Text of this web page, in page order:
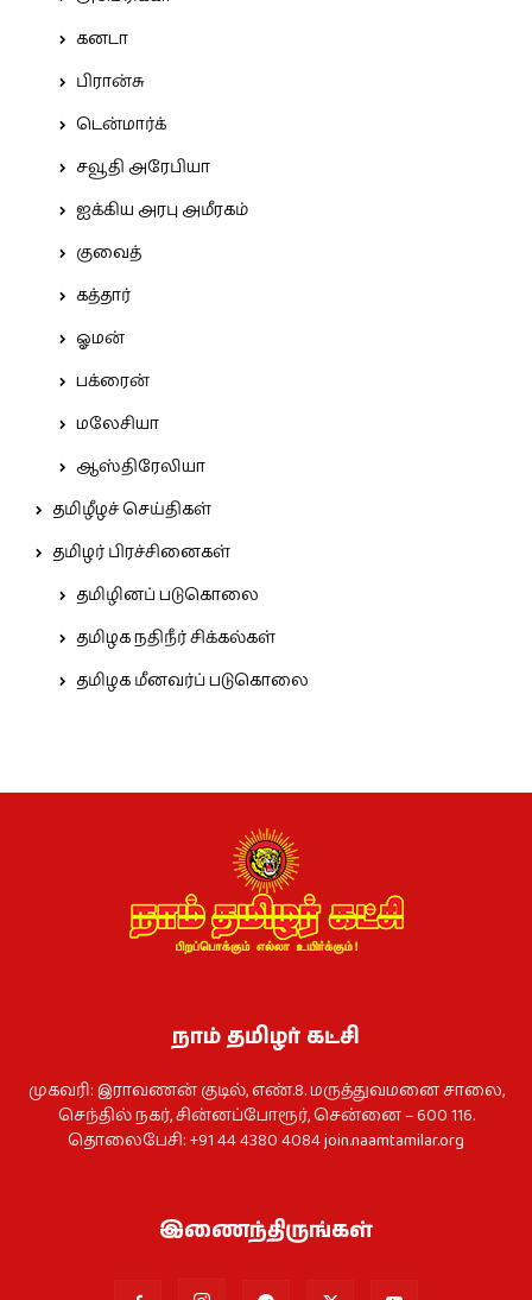
கனடா
பிரான்சு
டென்மார்க்
சவூதி அரேபியா
ஐக்கிய அரபு அமீரகம்
குவைத்
கத்தார்
ஓமன்
பக்ரைன்
மலேசியா
ஆஸ்திரேலியா
தமிழீழச் செய்திகள்
தமிழர் பிரச்சினைகள்
தமிழினப் படுகொலை
தமிழக நதிநீர் சிக்கல்கள்
தமிழக மீனவர்ப் படுகொலை
நாம் தமிழர் கட்சி
முகவரி: இராவணன் குடில், எண்.8. மருத்துவமனை சாலை,
செந்தில் நகர், சின்னப்போரூர், சென்னை – 600 116.
தொலைபேசி: +91 44 4380 4084join.naamtamilar.org
இணைந்திருங்கள்